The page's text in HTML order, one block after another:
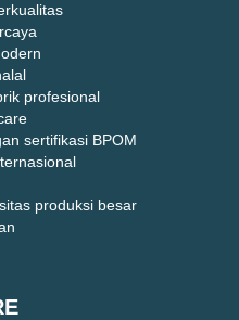
profesional
sertifikasi BPOM
produksi besar